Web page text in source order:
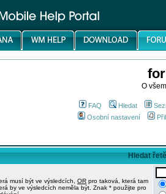
O
FAQ Hledat
Osobní nastavení
Hledat
musí být ve výsledcích, OR pro taková, která tam
by ve výsledcích neměla být. Znak * použijte pro